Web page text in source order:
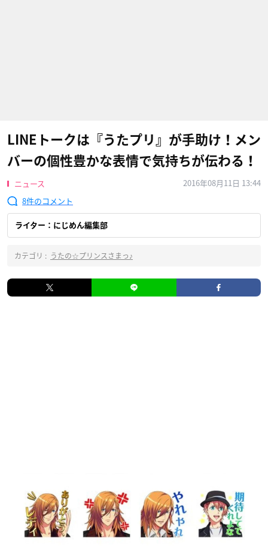
LINEトークは『うたプリ』が手助け！メン
バーの個性豊かな表情で気持ちが伝わる！
ニュース
2016年08月11日 13:44
8
ライター：にじめん編集部
カテゴリ : うたの☆プリンスさまっ♪